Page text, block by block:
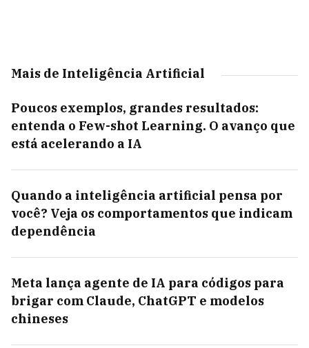
Mais de Inteligência Artificial
Poucos exemplos, grandes resultados:
entenda o Few-shot Learning. O avanço que
está acelerando a IA
Quando a inteligência artificial pensa por
você? Veja os comportamentos que indicam
dependência
Meta lança agente de IA para códigos para
brigar com Claude, ChatGPT e modelos
chineses